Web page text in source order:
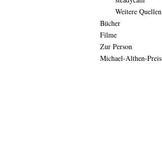
Weitere Quellen
Bücher
Filme
Zur Person
Michael-Althen-Preis